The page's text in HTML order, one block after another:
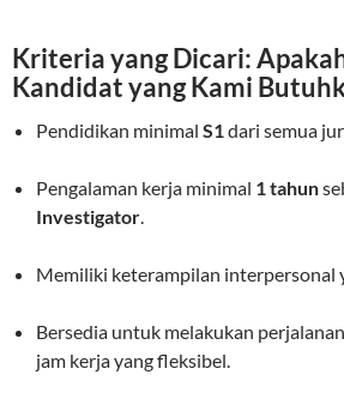
Kriteria yang Dicari:
Kandidat yang Kami
Pendidikan minimal S1dari semua
Pengalaman kerja minimal 1 tahun
Investigator.
Memiliki keterampilan interpersonal
Bersedia untuk melakukan
jam kerja yang fleksibel.